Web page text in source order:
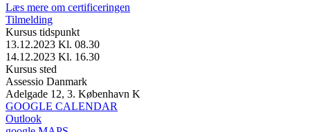
Læs mere om certificeringen
Tilmelding
Kursus tidspunkt
13.12.2023 Kl. 08.30
14.12.2023 Kl. 16.30
Kursus sted
Assessio Danmark
Adelgade 12, 3. København K
GOOGLE CALENDAR
Outlook